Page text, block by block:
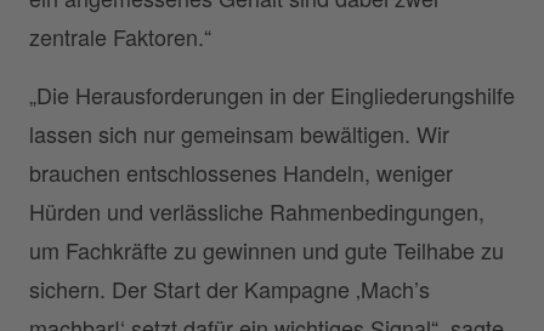
zentrale Faktoren.“
„Die Herausforderungen in der Eingliederungshilfe
lassen sich nur gemeinsam bewältigen. Wir
brauchen entschlossenes Handeln, weniger
Hürden und verlässliche Rahmenbedingungen,
um Fachkräfte zu gewinnen und gute Teilhabe zu
sichern. Der Start der Kampagne ‚Mach’s